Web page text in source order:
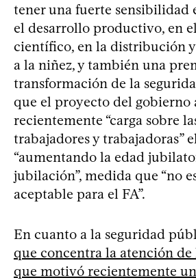
tener una fuerte sensibilidad
el desarrollo productivo, en
científico, en la distribución
a la niñez, y también una
transformación de la
que el proyecto del gobierno
recientemente “carga sobre
trabajadores y trabajadoras”
“aumentando la edad
jubilación”, medida que “no
aceptable para el FA”.
En cuanto a la seguridad
que concentra la atención
que motivó recientemente